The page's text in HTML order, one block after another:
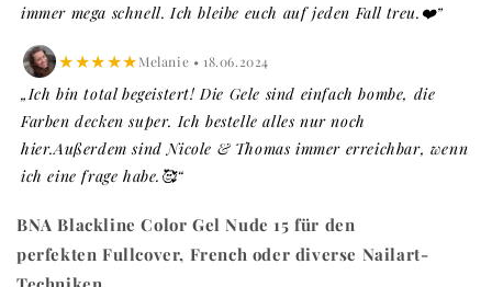
immer mega schnell. Ich bleibe euch auf jeden Fall treu.❤️”
★★★★★Melanie • 18.06.2024
„Ich bin total begeistert! Die Gele sind einfach bombe, die
Farben decken super. Ich bestelle alles nur noch
hier.Außerdem sind Nicole & Thomas immer erreichbar, wenn
ich eine frage habe.🥰“
BNA Blackline Color Gel Nude 15 für den
perfekten Fullcover, French oder diverse Nailart-